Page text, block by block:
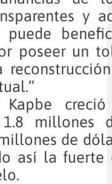
y
puede
poseer un
creció
millones
de
así la fuerte